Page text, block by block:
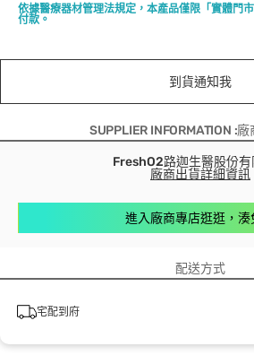
依據醫療器材管理法規定，本產品僅限「實體門
付款。
到貨通知我
SUPPLIER INFORMATION :
FreshO2路迦生醫股份有
廠商出貨詳細資訊
進入廠商專店逛逛，湊
配送方式
宅配到府